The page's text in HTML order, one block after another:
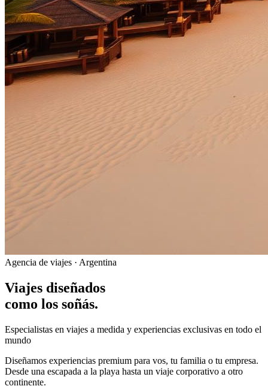
Agencia de viajes · Argentina
Viajes diseñados
como los soñás.
Especialistas en viajes a medida y experiencias exclusivas en todo el
mundo
Diseñamos experiencias premium para vos, tu familia o tu empresa.
Desde una escapada a la playa hasta un viaje corporativo a otro
continente.